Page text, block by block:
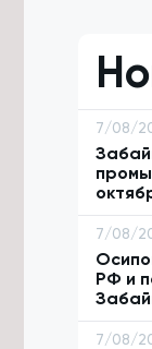
7/08/
7/08/
РФ и
7/08/